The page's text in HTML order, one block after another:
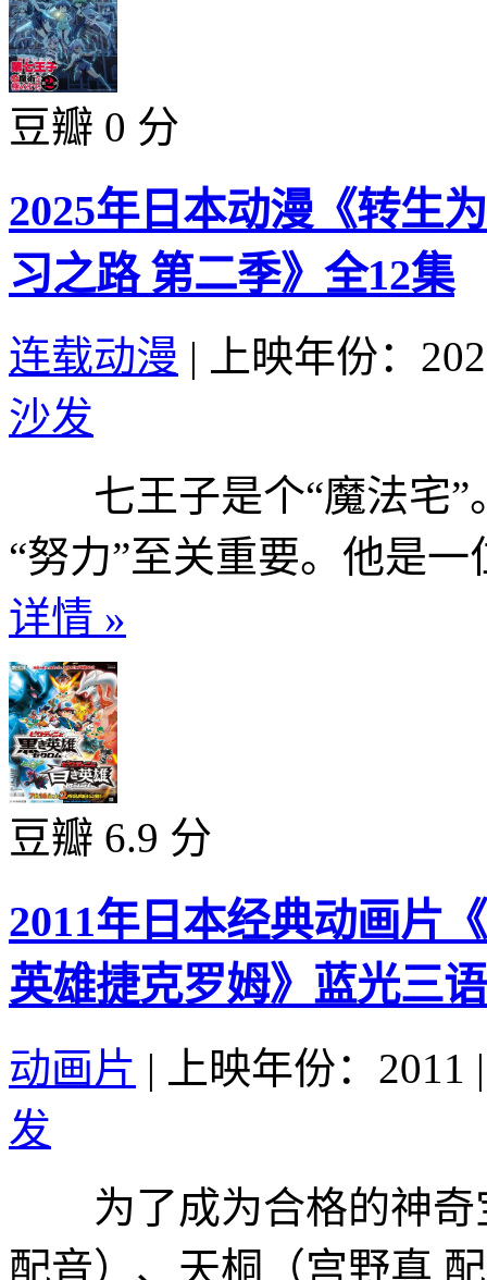
豆瓣 0 分
2025年日本动漫《转生
习之路 第二季》全12集
连载动漫 |
上映年份：
沙发
七王子是个“魔法宅”
“努力”至关重要。他是
详情 »
豆瓣 6.9 分
2011年日本经典动画片
英雄捷克罗姆》蓝光三
动画片 | 上映年份：2011 |
发
为了成为合格的神奇
配音）、天桐（宫野真